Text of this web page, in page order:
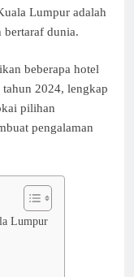
Lumpur adalah
dunia.
beberapa hotel
2024, lengkap
pilihan
pengalaman
Lumpur